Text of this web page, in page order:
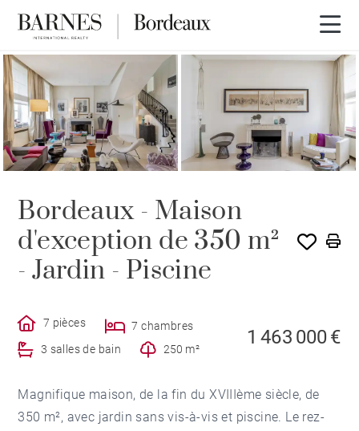
Bordeaux - Maison
d'exception de 350 m²
- Jardin - Piscine
7 pièces
7 chambres
3 salles de bain
250 m²
1 463 000 €
Magnifique maison, de la fin du XVIIIème siècle, de
350 m², avec jardin sans vis-à-vis et piscine. Le rez-